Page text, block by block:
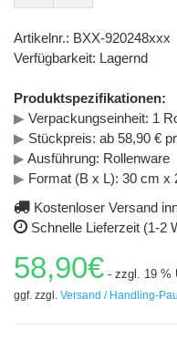
Artikelnr.: BXX-920248xxx
Verfügbarkeit: Lagernd
Produktspezifikationen:
▶ Verpackungseinheit: 1
▶ Stückpreis: ab 58,90 €
▶ Ausführung: Rollenware
▶ Format (B x L): 30 cm x
Kostenloser Versand
Schnelle Lieferzeit (1-2
58,90€ - zzgl. 19 %
ggf. zzgl. Versand / Handling-